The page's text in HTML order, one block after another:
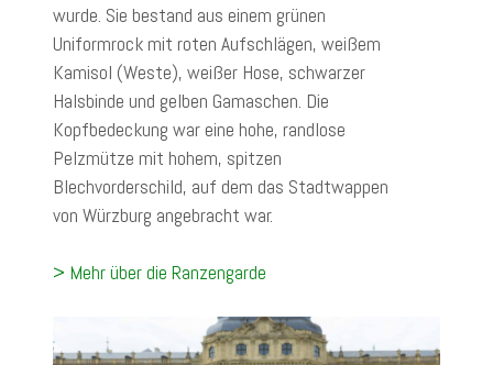
wurde. Sie bestand aus einem grünen
Uniformrock mit roten Aufschlägen, weißem
Kamisol (Weste), weißer Hose, schwarzer
Halsbinde und gelben Gamaschen. Die
Kopfbedeckung war eine hohe, randlose
Pelzmütze mit hohem, spitzen
Blechvorderschild, auf dem das Stadtwappen
von Würzburg angebracht war.
> Mehr über die Ranzengarde